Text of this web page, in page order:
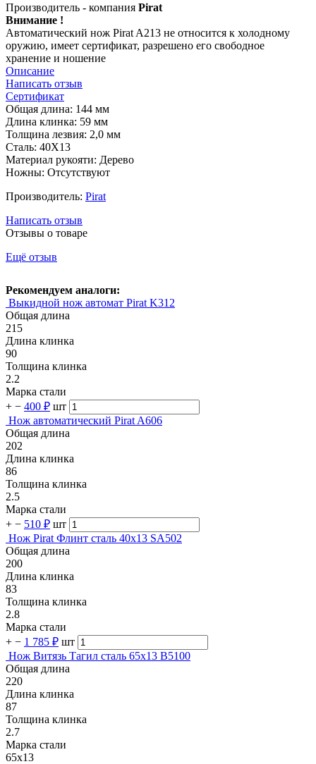
Производитель - компания Pirat
Внимание !
Автоматический нож Pirat A213 не относится к холодному
оружию, имеет сертификат, разрешено его свободное
хранение и ношение
Описание
Написать отзыв
Сертификат
Общая длина: 144 мм
Длина клинка: 59 мм
Толщина лезвия: 2,0 мм
Сталь: 40Х13
Материал рукояти: Дерево
Ножны: Отсутствуют
Производитель: Pirat
Написать отзыв
Отзывы о товаре
Ещё отзыв
Рекомендуем аналоги:
Выкидной нож автомат Pirat K312
Общая длина
215
Длина клинка
90
Толщина клинка
2.2
Марка стали
+ − 400 ₽ шт
Нож автоматический Pirat A606
Общая длина
202
Длина клинка
86
Толщина клинка
2.5
Марка стали
+ − 510 ₽ шт
Нож Pirat Флинт сталь 40х13 SA502
Общая длина
200
Длина клинка
83
Толщина клинка
2.8
Марка стали
+ − 1 785 ₽ шт
Нож Витязь Тагил cталь 65х13 B5100
Общая длина
220
Длина клинка
87
Толщина клинка
2.7
Марка стали
65х13